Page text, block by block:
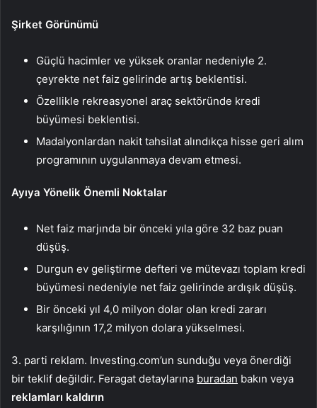
Şirket Görünümü
Güçlü hacimler ve yüksek oranlar nedeniyle 2.
çeyrekte net faiz gelirinde artış beklentisi.
Özellikle rekreasyonel araç sektöründe kredi
büyümesi beklentisi.
Madalyonlardan nakit tahsilat alındıkça hisse geri alım
programının uygulanmaya devam etmesi.
Ayıya Yönelik Önemli Noktalar
Net faiz marjında bir önceki yıla göre 32 baz puan
düşüş.
Durgun ev geliştirme defteri ve mütevazı toplam kredi
büyümesi nedeniyle net faiz gelirinde ardışık düşüş.
Bir önceki yıl 4,0 milyon dolar olan kredi zararı
karşılığının 17,2 milyon dolara yükselmesi.
3. parti reklam. Investing.com’un sunduğu veya önerdiği
bir teklif değildir. Feragat detaylarına buradan bakın veya
reklamları kaldırın